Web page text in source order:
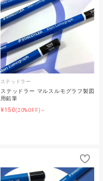
ステッドラー
ステッドラー マルスルモグラフ製図
用鉛筆
¥150(20%OFF)～